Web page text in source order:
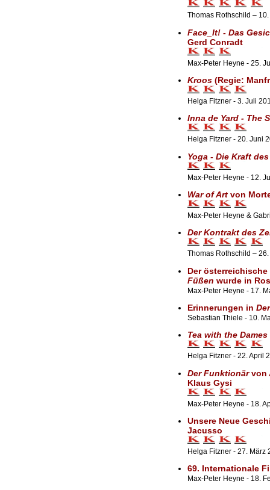
Thomas Rothschild –
Face_It! - Das
Gerd Conradt
Max-Peter Heyne - 25.
Kroos(Regie:
Helga Fitzner - 3. Juli
Inna de Yard - The
Helga Fitzner - 20. Juni
Yoga - Die Kraft
Max-Peter Heyne - 12.
War of Artvon
Max-Peter Heyne &
Der Kontrakt des
Thomas Rothschild –
Der
Füßen wurde in
Max-Peter Heyne - 17.
Erinnerungen in
Sebastian Thiele - 10.
Tea with the Dames
Helga Fitzner - 22. April
Der Funktionärvon
Klaus Gysi
Max-Peter Heyne - 18.
Unsere Neue
Jacusso
Helga Fitzner - 27. März
69. Internationale
Max-Peter Heyne - 18.